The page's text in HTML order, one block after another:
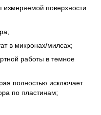
измеряемой поверхности
в микронах/милсах;
работы в темное
полностью исключает
по пластинам;